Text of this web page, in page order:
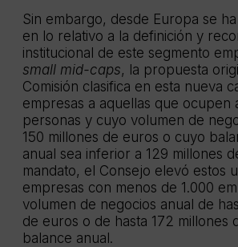
Sin embargo, desde Europa se
en lo relativo a la definición y
institucional de este segmento
small mid-caps, la propuesta
Comisión clasifica en esta nueva
empresas a aquellas que ocupen
personas y cuyo volumen de
150 millones de euros o cuyo
anual sea inferior a 129 millones
mandato, el Consejo elevó estos
empresas con menos de 1.000
volumen de negocios anual de
de euros o de hasta 172 millones
balance anual.